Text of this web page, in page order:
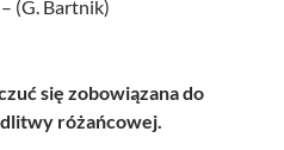
(G. Bartnik)
się zobowiązana do
różańcowej.